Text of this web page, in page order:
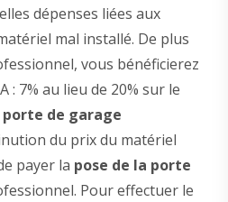
dépenses liées aux
mal installé. De plus
vous bénéficierez
: 7% au lieu de 20% sur le
de garage
du prix du matériel
payer la pose de la porte
Pour effectuer le